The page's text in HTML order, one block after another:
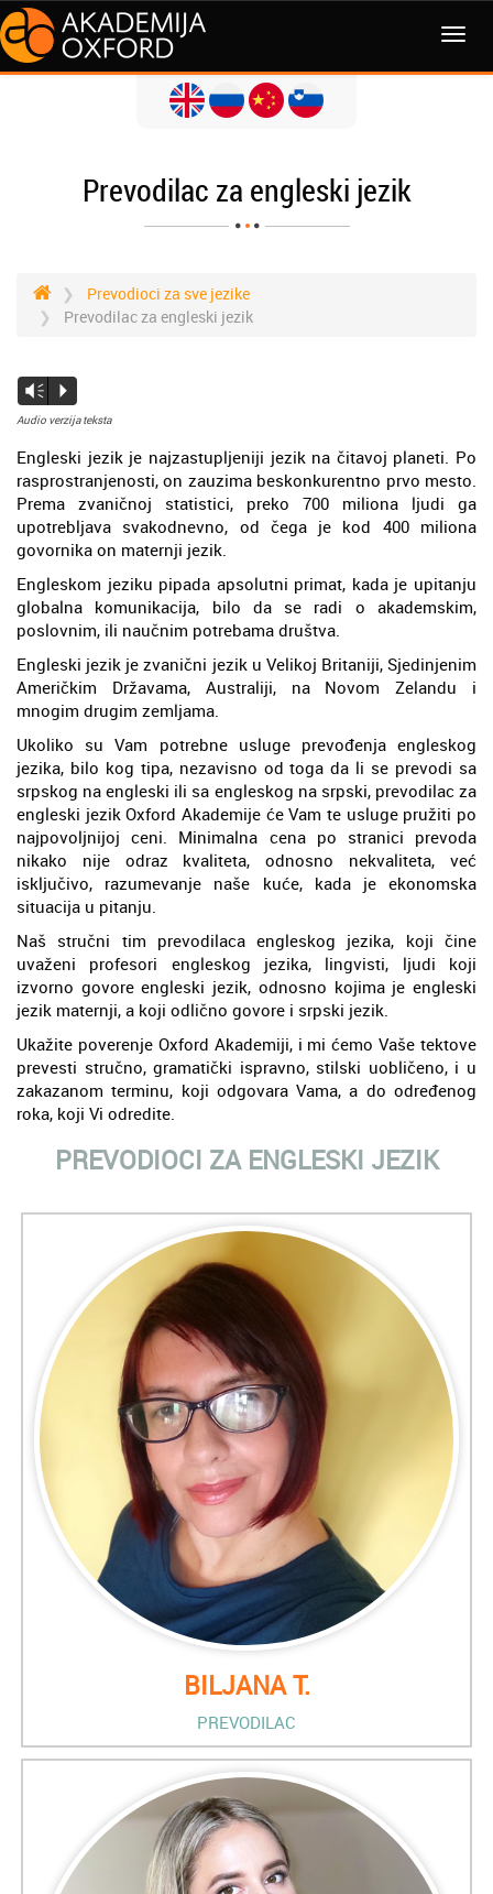
Prevodilac za engleski jezik
Prevodioci za sve jezike
Prevodilac za engleski jezik
Vm
P
Audio verzija teksta
Engleski jezik je najzastupljeniji jezik na čitavoj planeti. Po
rasprostranjenosti, on zauzima beskonkurentno prvo mesto.
Prema zvaničnoj statistici, preko 700 miliona ljudi ga
upotrebljava svakodnevno, od čega je kod 400 miliona
govornika on maternji jezik.
Engleskom jeziku pipada apsolutni primat, kada je upitanju
globalna komunikacija, bilo da se radi o akademskim,
poslovnim, ili naučnim potrebama društva.
Engleski jezik je zvanični jezik u Velikoj Britaniji, Sjedinjenim
Američkim Državama, Australiji, na Novom Zelandu i
mnogim drugim zemljama.
Ukoliko su Vam potrebne usluge prevođenja engleskog
jezika, bilo kog tipa, nezavisno od toga da li se prevodi sa
srpskog na engleski ili sa engleskog na srpski, prevodilac za
engleski jezik Oxford Akademije će Vam te usluge pružiti po
najpovoljnijoj ceni. Minimalna cena po stranici prevoda
nikako nije odraz kvaliteta, odnosno nekvaliteta, već
isključivo, razumevanje naše kuće, kada je ekonomska
situacija u pitanju.
Naš stručni tim prevodilaca engleskog jezika, koji čine
uvaženi profesori engleskog jezika, lingvisti, ljudi koji
izvorno govore engleski jezik, odnosno kojima je engleski
jezik maternji, a koji odlično govore i srpski jezik.
Ukažite poverenje Oxford Akademiji, i mi ćemo Vaše tektove
prevesti stručno, gramatički ispravno, stilski uobličeno, i u
zakazanom terminu, koji odgovara Vama, a do određenog
roka, koji Vi odredite.
PREVODIOCI ZA ENGLESKI JEZIK
BILJANA T.
PREVODILAC